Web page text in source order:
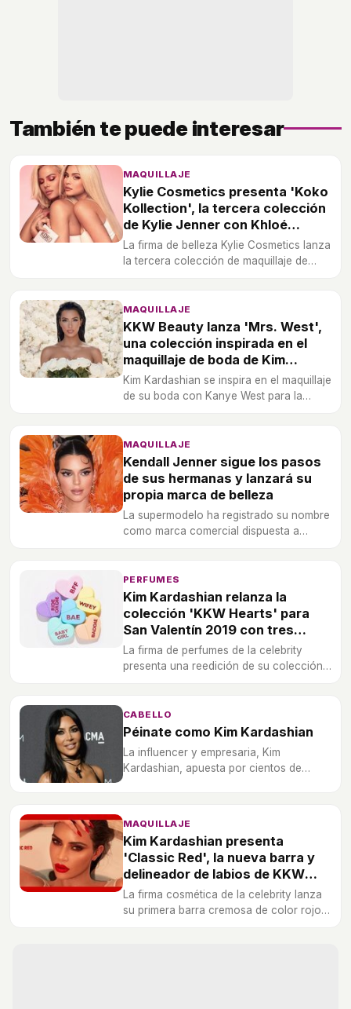
También te puede interesar
MAQUILLAJE
Kylie Cosmetics presenta 'Koko
Kollection', la tercera colección
de Kylie Jenner con Khloé
Kardashian
La firma de belleza Kylie Cosmetics lanza
la tercera colección de maquillaje de
MAQUILLAJE
KKW Beauty lanza 'Mrs. West',
una colección inspirada en el
maquillaje de boda de Kim
Kardashian
Kim Kardashian se inspira en el maquillaje
de su boda con Kanye West para la
casados.
MAQUILLAJE
Kendall Jenner sigue los pasos
de sus hermanas y lanzará su
propia marca de belleza
La supermodelo ha registrado su nombre
como marca comercial dispuesta a
Cosmetics.
PERFUMES
Kim Kardashian relanza la
colección 'KKW Hearts' para
San Valentín 2019 con tres
nuevos perfumes
La firma de perfumes de la celebrity
presenta una reedición de su colección
aromas que amplían la gama.
CABELLO
Péinate como Kim Kardashian
La influencer y empresaria, Kim
Kardashian, apuesta por cientos de
MAQUILLAJE
Kim Kardashian presenta
'Classic Red', la nueva barra y
delineador de labios de KKW
Beauty
La firma cosmética de la celebrity lanza
su primera barra cremosa de color rojo